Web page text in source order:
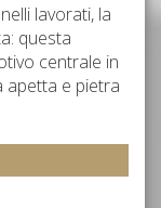
lavorati, la
questa
centrale in
apetta e pietra